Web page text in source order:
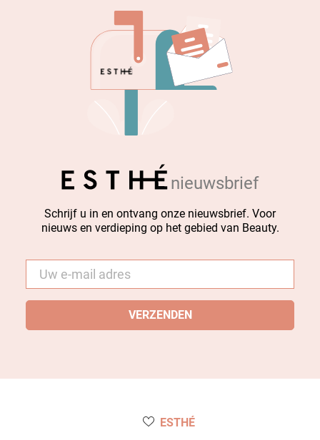
nieuwsbrief
Schrijf u in en ontvang onze nieuwsbrief. Voor
nieuws en verdieping op het gebied van Beauty.
mail *
ESTHÉ